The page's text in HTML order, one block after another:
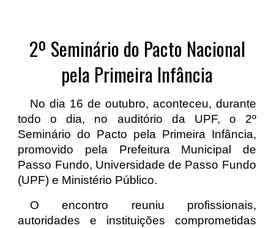
2º Seminário do Pacto Nacional
pela Primeira Infância
No dia 16 de outubro, aconteceu, durante
todo o dia, no auditório da UPF, o 2º
Seminário do Pacto pela Primeira Infância,
promovido pela Prefeitura Municipal de
Passo Fundo, Universidade de Passo Fundo
(UPF) e Ministério Público.
O encontro reuniu profissionais,
autoridades e instituições comprometidas